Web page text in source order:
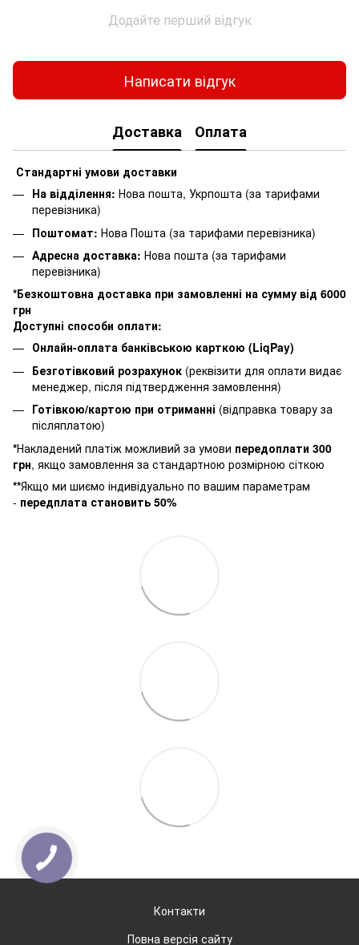
Додайте перший відгук
Написати відгук
Доставка Оплата
Стандартні умови доставки
На відділення: Нова пошта, Укрпошта (за тарифами
перевізника)
Поштомат: Нова Пошта (за тарифами перевізника)
Адресна доставка: Нова пошта (за тарифами
перевізника)
*Безкоштовна доставка при замовленні на сумму від 6000
грн
Доступні способи оплати:
Онлайн-оплата банківською карткою (LiqPay)
Безготівковий розрахунок (реквізити для оплати видає
менеджер, після підтвердження замовлення)
Готівкою/картою при отриманні (відправка товару за
післяплатою)
*Накладений платіж можливий за умови передоплати 300
грн, якщо замовлення за стандартною розмірною сіткою
**Якщо ми шиємо індивідуально по вашим параметрам
- передплата становить 50%
Контакти
Повна версія сайту